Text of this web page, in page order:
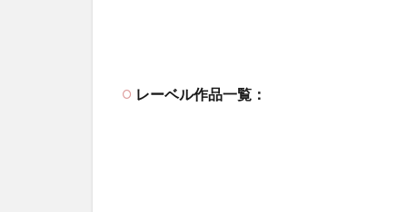
レーベル作品一覧：